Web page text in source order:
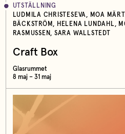
UTSTÄLLNING
LUDMILA CHRISTESEVA, MOA
BÄCKSTRÖM, HELENA LUNDAHL,
RASMUSSEN, SARA WALLSTEDT
Craft Box
Glasrummet
8 maj – 31 maj